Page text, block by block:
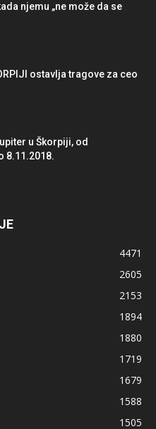
njemu „ne može da se
ostavlja tragove za ceo
u Škorpiji, od
8.11.2018.
4471
2605
2153
1894
1880
1719
1679
1588
1505